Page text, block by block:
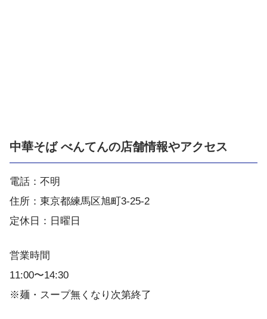
中華そば べんてんの店舗情報やアクセス
電話：不明
住所：東京都練馬区旭町3-25-2
定休日：日曜日
営業時間
11:00〜14:30
※麺・スープ無くなり次第終了